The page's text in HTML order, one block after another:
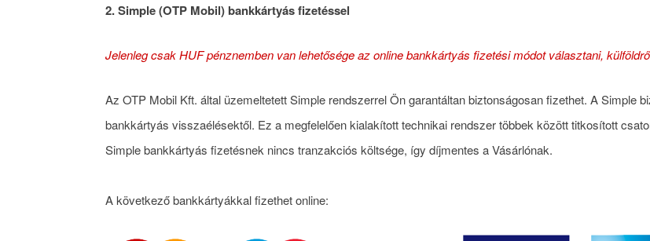
2. Simple (OTP Mobil) bankkártyás fizetéssel
Jelenleg csak HUF pénznemben van lehetősége az online bankkártyás fizetési módot választani,
Az OTP Mobil Kft. által üzemeltetett Simple rendszerrel Ön garantáltan biztonságosan fizethet. A Simple
bankkártyás visszaélésektől. Ez a megfelelően kialakított technikai rendszer többek között titkosított
Simple bankkártyás fizetésnek nincs tranzakciós költsége, így díjmentes a Vásárlónak.
A következő bankkártyákkal fizethet online: